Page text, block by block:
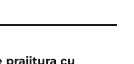
prajitura cu